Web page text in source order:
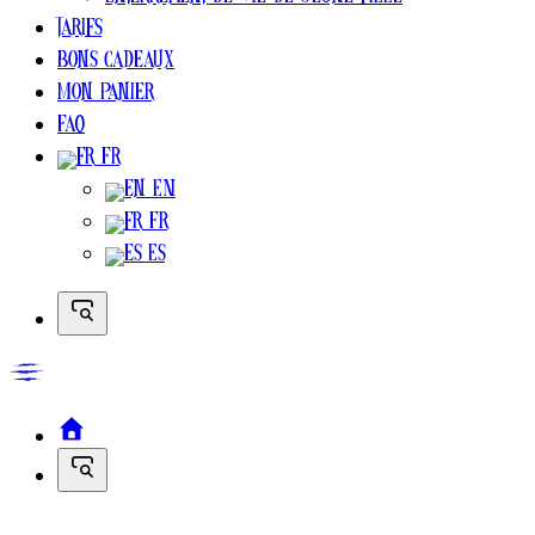
Tarifs
Bons cadeaux
Mon Panier
FAQ
FR
EN
FR
ES